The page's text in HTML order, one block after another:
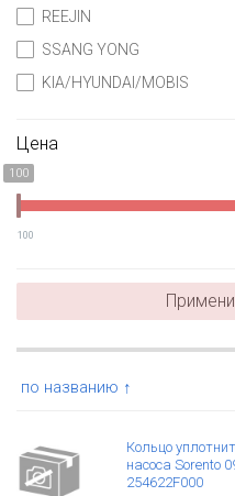
REEJIN
SSANG YONG
KIA/HYUNDAI/MOBIS
Цена
100
100
по названию ↑
Кольцо
насоса Sorento
254622F000